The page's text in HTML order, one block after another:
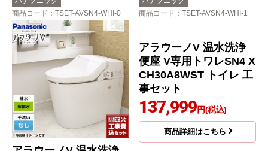
パナソニック
商品コード：TSET-AVSN4-WHI-0
パナソニック